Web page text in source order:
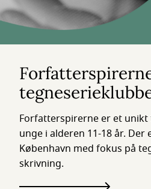
Forfatterspirerne er et
unge i alderen 11-18 år. Der
København med fokus på
skrivning.